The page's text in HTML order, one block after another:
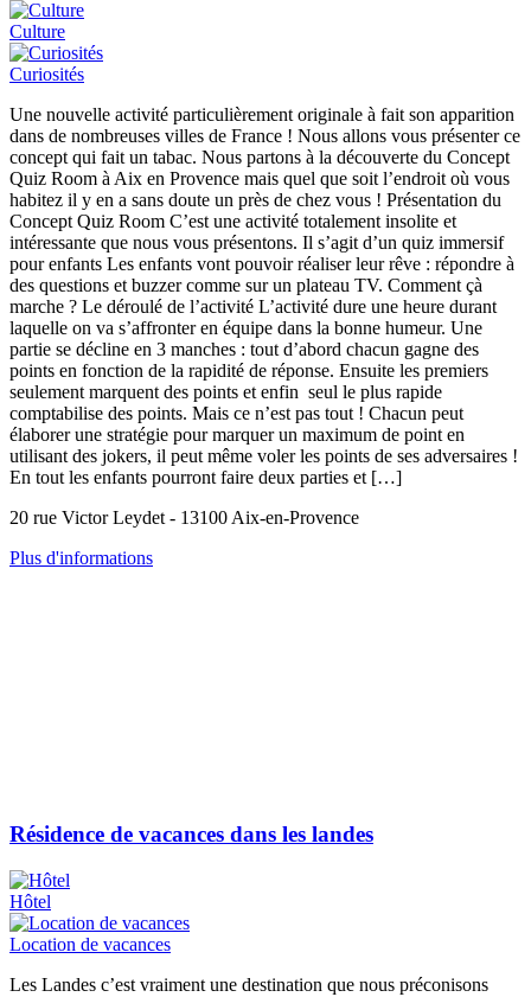
Culture
Curiosités
Une nouvelle activité particulièrement originale à fait son apparition
dans de nombreuses villes de France ! Nous allons vous présenter ce
concept qui fait un tabac. Nous partons à la découverte du Concept
Quiz Room à Aix en Provence mais quel que soit l’endroit où vous
habitez il y en a sans doute un près de chez vous ! Présentation du
Concept Quiz Room C’est une activité totalement insolite et
intéressante que nous vous présentons. Il s’agit d’un quiz immersif
pour enfants Les enfants vont pouvoir réaliser leur rêve : répondre à
des questions et buzzer comme sur un plateau TV. Comment çà
marche ? Le déroulé de l’activité L’activité dure une heure durant
laquelle on va s’affronter en équipe dans la bonne humeur. Une
partie se décline en 3 manches : tout d’abord chacun gagne des
points en fonction de la rapidité de réponse. Ensuite les premiers
seulement marquent des points et enfin seul le plus rapide
comptabilise des points. Mais ce n’est pas tout ! Chacun peut
élaborer une stratégie pour marquer un maximum de point en
utilisant des jokers, il peut même voler les points de ses adversaires !
En tout les enfants pourront faire deux parties et […]
20 rue Victor Leydet - 13100 Aix-en-Provence
Plus d'informations
Résidence de vacances dans les landes
Hôtel
Location de vacances
Les Landes c’est vraiment une destination que nous préconisons